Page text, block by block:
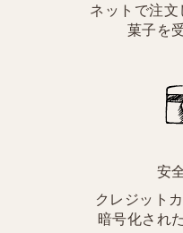
ネットで注
菓子を
安
クレジット
暗号化され